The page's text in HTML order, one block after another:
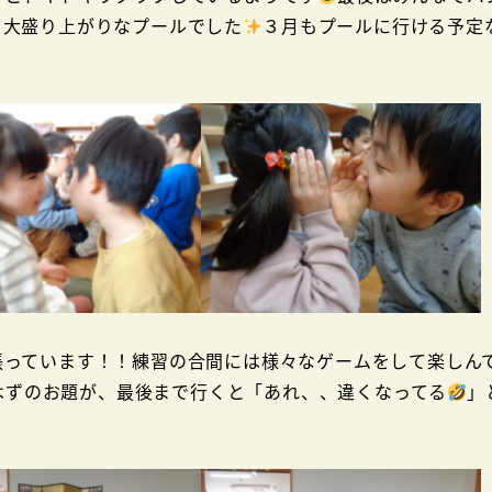
盛り上がりなプールでした
３月もプールに行ける予定
ています！！練習の合間には様々なゲームをして楽しん
のお題が、最後まで行くと「あれ、、違くなってる